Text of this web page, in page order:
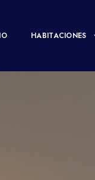
HABITACIONES